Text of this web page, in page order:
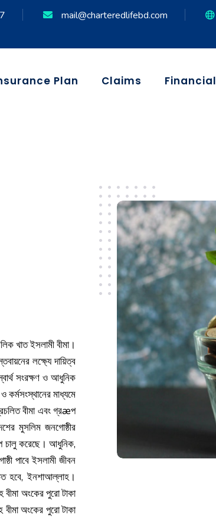
mail@charteredlifebd.com
Plan Claims Financial
খাত ইসলামী বীমা।
লক্ষ্যে দায়িত্ব
সংরক্ষণ ও আধুনিক
কর্মসংস্থানের মাধ্যমে
বীমা এবং গ্রæপ
মুসলিম জনগোষ্ঠীর
চালু করেছে। আধুনিক,
পাবে ইসলামী জীবন
হবে, ইনশাআল্লাহ।
বীমা অংকের পুরো টাকা
অংকের পুরো টাকা